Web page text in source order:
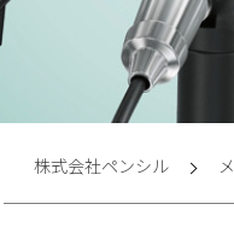
株式会社ペンシル